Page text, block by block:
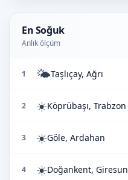
En Soğuk
Anlık ölçüm
1 🌤️Taşlıçay, Ağrı
2 ☀️Köprübaşı, Trabzon
3 ☀️Göle, Ardahan
4 ☀️Doğankent, Giresun